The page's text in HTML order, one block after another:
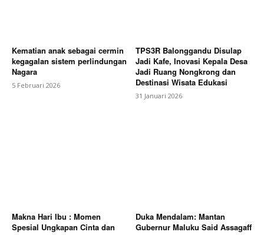
Kematian anak sebagai cermin
kegagalan sistem perlindungan
Nagara
5 Februari 2026
TPS3R Balonggandu Disulap
Jadi Kafe, Inovasi Kepala Desa
Jadi Ruang Nongkrong dan
Destinasi Wisata Edukasi
31 Januari 2026
Makna Hari Ibu : Momen
Spesial Ungkapan Cinta dan
Duka Mendalam: Mantan
Gubernur Maluku Said Assagaff